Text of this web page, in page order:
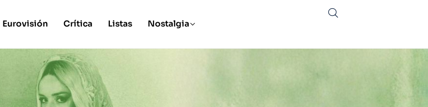
Eurovisión Crítica Listas Nostalgia